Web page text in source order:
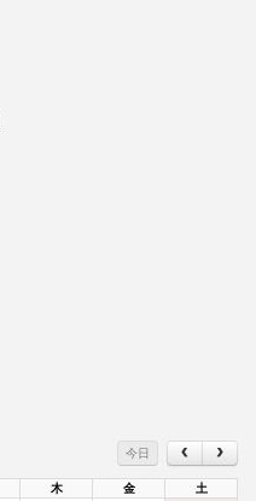
今日
木 金
土